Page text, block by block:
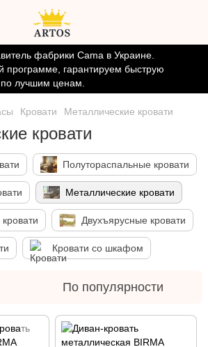
фабрики Cama в Украине.
программе, гарантируем быструю
по лучшим ценам.
Кровати Металлические кровати
кровати
Полутораспальные кровати
Металлические кровати
Двухъярусные кровати
Кровати со шкафом
По популярности